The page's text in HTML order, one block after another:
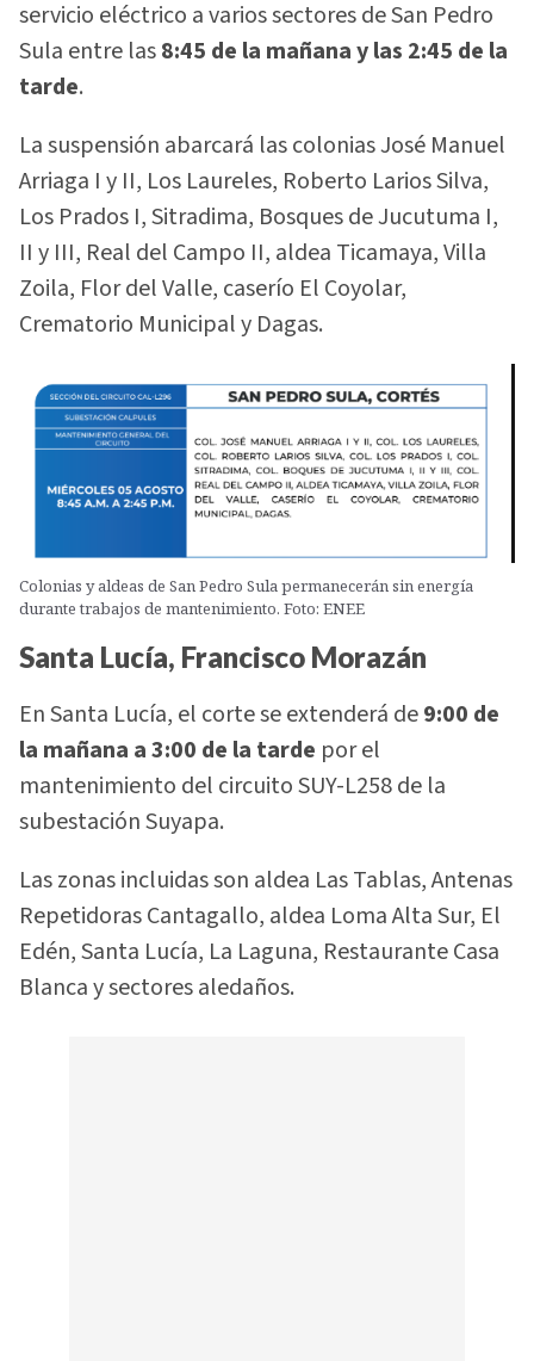
servicio eléctrico a varios sectores de San Pedro
Sula entre las8:45 de la mañana y las 2:45 de la
tarde.
La suspensión abarcará las colonias José Manuel
Arriaga I y II, Los Laureles, Roberto Larios Silva,
Los Prados I, Sitradima, Bosques de Jucutuma I,
II y III, Real del Campo II, aldea Ticamaya, Villa
Zoila, Flor del Valle, caserío El Coyolar,
Crematorio Municipal y Dagas.
Colonias y aldeas de San Pedro Sula permanecerán sin energía
durante trabajos de mantenimiento. Foto: ENEE
Santa Lucía, Francisco Morazán
En Santa Lucía, el corte se extenderá de9:00 de
la mañana a 3:00 de la tarde por el
mantenimiento del circuito SUY-L258 de la
subestación Suyapa.
Las zonas incluidas son aldea Las Tablas, Antenas
Repetidoras Cantagallo, aldea Loma Alta Sur, El
Edén, Santa Lucía, La Laguna, Restaurante Casa
Blanca y sectores aledaños.